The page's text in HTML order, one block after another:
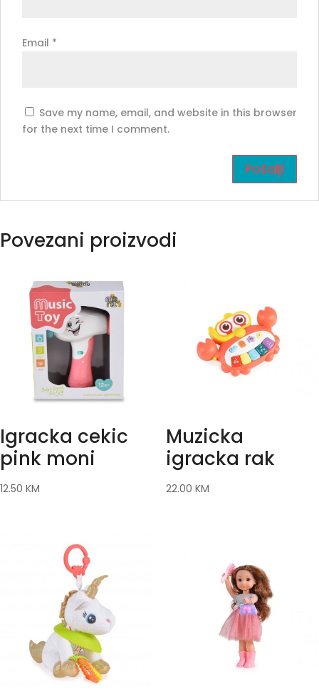
Email *
Save my name, email, and website in this browser
for the next time I comment.
Povezani proizvodi
Igracka cekic
pink moni
12.50 KM
Muzicka
igracka rak
22.00 KM